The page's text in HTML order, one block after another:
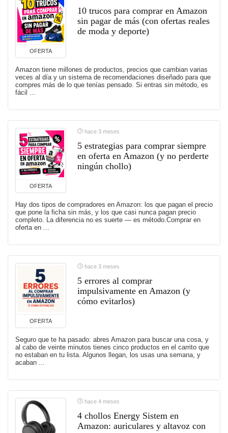
OFERTA
10 trucos para comprar en Amazon
sin pagar de más (con ofertas reales
de moda y deporte)
Amazon tiene millones de productos, precios que cambian varias
veces al día y un sistema de recomendaciones diseñado para que
compres más de lo que tenías pensado. Si entras sin método, es
fácil ...
OFERTA
hace 3 meses
5 estrategias para comprar siempre
en oferta en Amazon (y no perderte
ningún chollo)
Hay dos tipos de compradores en Amazon: los que pagan el precio
que pone la ficha sin más, y los que casi nunca pagan precio
completo. La diferencia no es suerte — es método.Comprar en
oferta en ...
OFERTA
hace 3 meses
5 errores al comprar
impulsivamente en Amazon (y
cómo evitarlos)
Seguro que te ha pasado: abres Amazon para buscar una cosa, y
al cabo de veinte minutos tienes cinco productos en el carrito que
no estaban en tu lista. Algunos llegan, los usas una semana, y
acaban ...
hace 4 meses
4 chollos Energy Sistem en
Amazon: auriculares y altavoz con